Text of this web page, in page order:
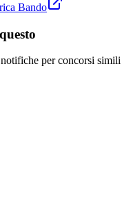
Bando
per concorsi